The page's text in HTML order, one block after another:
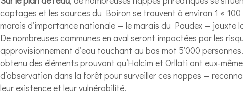
captages et les sources du Boiron se trouvent à environ 1 «
marais d’importance nationale — le marais du Paudex — jouxte
De nombreuses communes en aval seront impactées par les
approvisionnement d’eau touchant au bas mot 5’000
obtenu des éléments prouvant qu’Holcim et Orllati ont eux-
d’observation dans la forêt pour surveiller ces nappes —
leur existence et leur vulnérabilité.